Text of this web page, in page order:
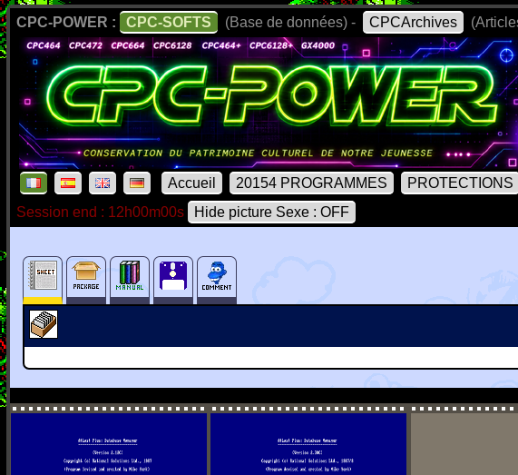
CPC-POWER : CPC-SOFTS (Base de données) - CPCArchives
Accueil 20154 PROGRAMMES PROTECTIONS
Session end : 12h00m00s
Hide picture Sexe : OFF